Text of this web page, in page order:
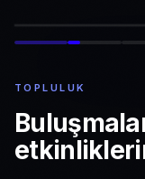
TOPLULUK